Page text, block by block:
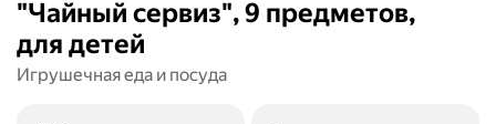
"Чайный сервиз", 9 предметов,
для детей
Игрушечная еда и посуда